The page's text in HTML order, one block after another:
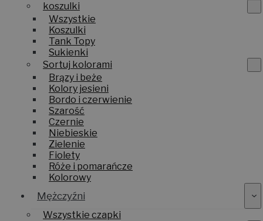
koszulki
Wszystkie
Koszulki
Tank Topy
Sukienki
Sortuj kolorami
Brązy i beże
Kolory jesieni
Bordo i czerwienie
Szarość
Czernie
Niebieskie
Zielenie
Fiolety
Róże i pomarańcze
Kolorowy
Mężczyźni
Wszystkie czapki